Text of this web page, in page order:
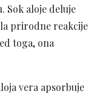
Sok aloje deluje
prirodne reakcije
toga, ona
vera apsorbuje